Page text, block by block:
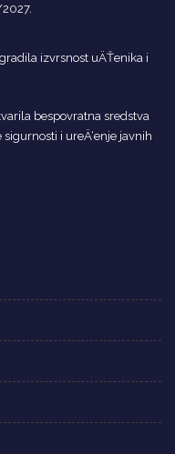
izvrsnost uÄŤenika i
bespovratna sredstva
i ureÄ‘enje javnih